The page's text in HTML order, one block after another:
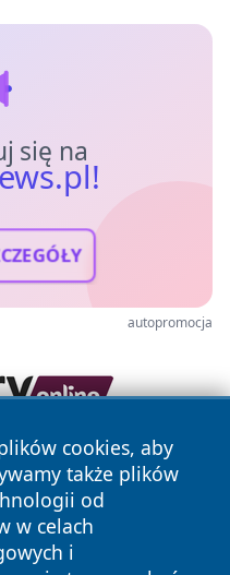
się na
autopromocja
cookies, aby
także plików
od
w celach
i